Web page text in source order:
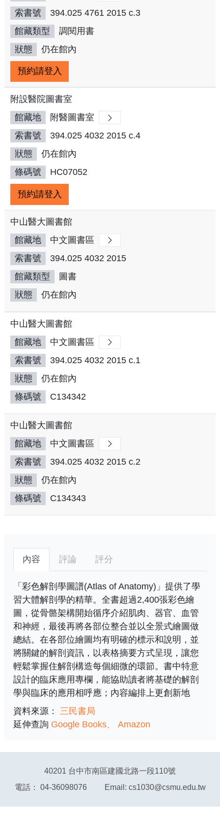
索書號
394.025 4761 2015 c.3
館藏類型
調閱用書
狀態
仍在館內
預約請登入
附設醫院圖書室
館藏地
附醫圖書室
索書號
394.025 4032 2015 c.4
狀態
仍在館內
條碼號
HC07052
預約請登入
中山醫大圖書館
館藏地
中文圖書區
索書號
394.025 4032 2015
館藏類型
圖書
狀態
仍在館內
中山醫大圖書館
館藏地
中文圖書區
索書號
394.025 4032 2015 c.1
狀態
仍在館內
條碼號
C134342
中山醫大圖書館
館藏地
中文圖書區
索書號
394.025 4032 2015 c.2
狀態
仍在館內
條碼號
C134343
內容 評論 評分
「彩色解剖學圖譜(Atlas of Anatomy)」提供了學
習大體解剖學的精華。全書超過2,400張彩色繪
圖，從骨骼架構開始循序介紹肌肉、器官、血管
和神經，最後再將各部位整合並以全景式繪圖做
總結。在各部位繪圖均有明確的標示和說明，並
將關鍵的解剖資訊，以表格摘要方式呈現，讓您
輕鬆掌握住解剖構造每個細微的環節。書中特意
設計的臨床應用專欄，能協助讀者將基礎的解剖
學與臨床的應用相呼應；內容編排上更創新地
資料來源： 三民書局
延伸查詢 Google Books Amazon
40201 台中市南區建國北路一段110號
電話： 04-36098076 Email: cs1030@csmu.edu.tw